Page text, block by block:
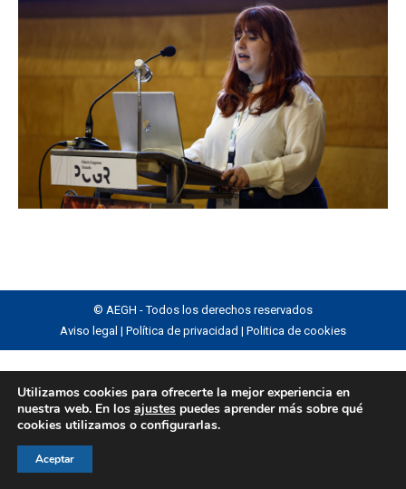
© AEGH - Todos los derechos reservados
Aviso legal | Política de privacidad | Politica de cookies
Utilizamos cookies para ofrecerte la mejor experiencia en
nuestra web. En los ajustes puedes aprender más sobre qué
cookies utilizamos o configurarlas.
Aceptar